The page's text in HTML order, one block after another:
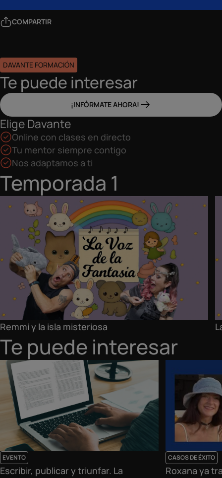
COMPARTIR
DAVANTE FORMACIÓN
Te puede interesar
¡INFÓRMATE AHORA!
Elige Davante
Online con clases en directo
Tu mentor siempre contigo
Nos adaptamos a ti
Temporada 1
Remmi y la isla misteriosa
Te puede interesar
EVENTO
Escribir, publicar y triunfar. La
CASOS DE ÉXITO
Roxana ya